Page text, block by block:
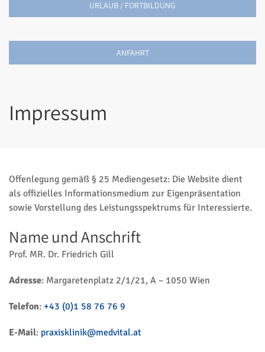
URLAUB / FORTBILDUNG
ANFAHRT
Impressum
Offenlegung gemäß § 25 Mediengesetz: Die Website dient
als offizielles Informationsmedium zur Eigenpräsentation
sowie Vorstellung des Leistungsspektrums für Interessierte.
Name und Anschrift
Prof. MR. Dr. Friedrich Gill
Adresse: Margaretenplatz 2/1/21, A – 1050 Wien
Telefon: +43 (0)1 58 76 76 9
E-Mail: praxisklinik@medvital.at